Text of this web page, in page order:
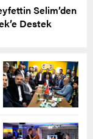
Selim’den
Destek